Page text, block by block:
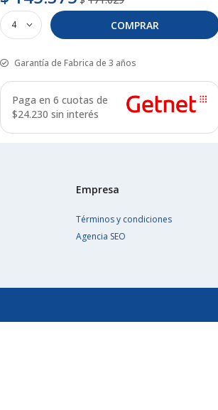
COMPRAR
Garantía de Fabrica de 3 años
Paga en 6 cuotas de
$24.230 sin interés
Empresa
Términos y condiciones
Agencia SEO